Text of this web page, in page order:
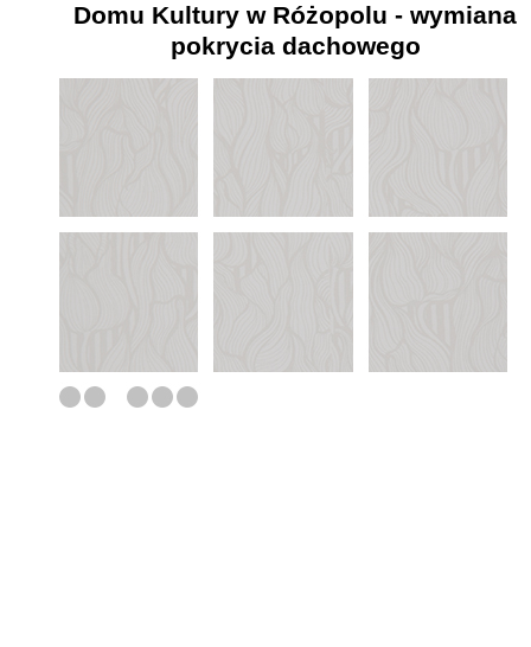
Domu Kultury w Różopolu - wymiana
pokrycia dachowego